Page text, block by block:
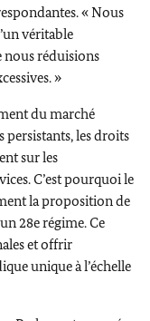
« Nous
véritable
nous réduisions
»
du marché
persistants, les droits
sur les
C’est pourquoi le
la proposition de
28e régime. Ce
et offrir
unique à l’échelle